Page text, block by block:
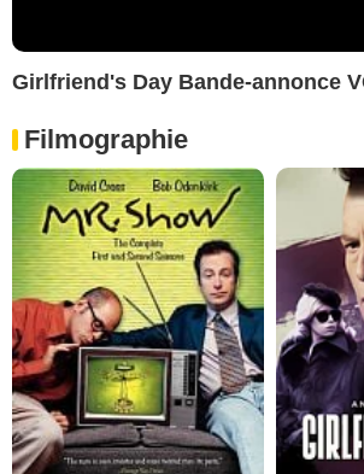
Girlfriend's Day Bande-annonce
Filmographie